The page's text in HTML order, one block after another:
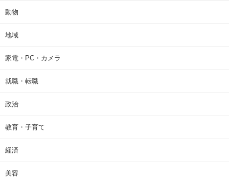
動物
地域
家電・PC・カメラ
就職・転職
政治
教育・子育て
経済
美容